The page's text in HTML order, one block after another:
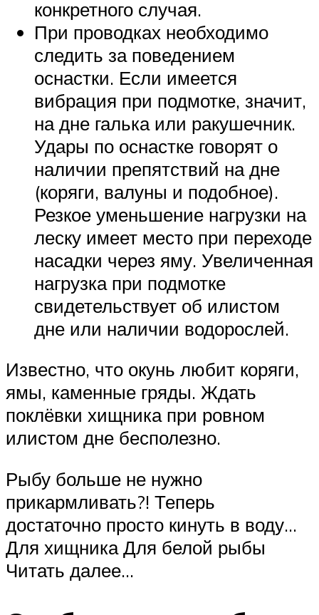
конкретного случая.
При проводках необходимо
следить за поведением
оснастки. Если имеется
вибрация при подмотке, значит,
на дне галька или ракушечник.
Удары по оснастке говорят о
наличии препятствий на дне
(коряги, валуны и подобное).
Резкое уменьшение нагрузки на
леску имеет место при переходе
насадки через яму. Увеличенная
нагрузка при подмотке
свидетельствует об илистом
дне или наличии водорослей.
Известно, что окунь любит коряги,
ямы, каменные гряды. Ждать
поклёвки хищника при ровном
илистом дне бесполезно.
Рыбу больше не нужно
прикармливать?! Теперь
достаточно просто кинуть в воду…
Для хищника Для белой рыбы
Читать далее…